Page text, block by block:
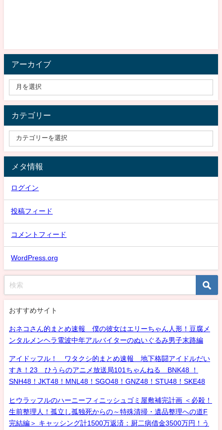
アーカイブ
カテゴリー
メタ情報
ログイン
投稿フィード
コメントフィード
WordPress.org
おすすめサイト
おネコさん的まとめ速報 僕の彼女はエリーちゃん人形！豆腐メ
ンタルメンヘラ電波中年アルバイターのぬいぐるみ男子末路編
アイドッフル！ ワタクシ的まとめ速報 地下格闘アイドルだい
すき！23 ひうらのアニメ放送局101ちゃんねる BNK48 ！
SNH48！JKT48！MNL48！SGO48！GNZ48！STU48！SKE48
ヒウラッフルのハーニーフィニッシュゴミ屋敷補完計画 ＜必殺！
生前整理人！孤立し孤独死からの～特殊清掃・遺品整理への道F
完結編＞ キャッシング計1500万返済：厨二病借金3500万円！う